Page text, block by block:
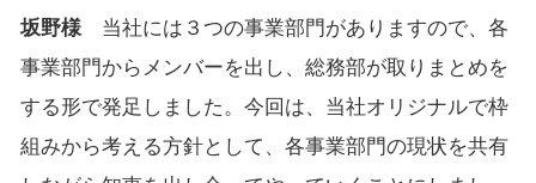
坂野様当社には３つの事業部門がありますので、各
事業部門からメンバーを出し、総務部が取りまとめを
する形で発足しました。今回は、当社オリジナルで枠
組みから考える方針として、各事業部門の現状を共有